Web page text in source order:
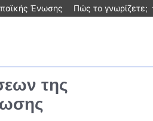
Ένωσης Πώς το γνωρίζετε;
της